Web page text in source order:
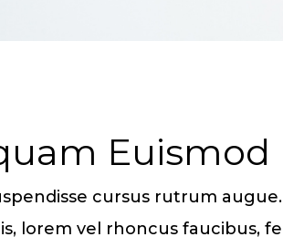
Euismod
cursus rutrum
lorem vel rhoncus faucibus,